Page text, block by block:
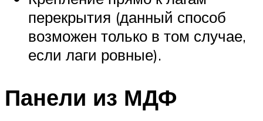
перекрытия (данный способ
возможен только в том случае,
если лаги ровные).
Панели из МДФ